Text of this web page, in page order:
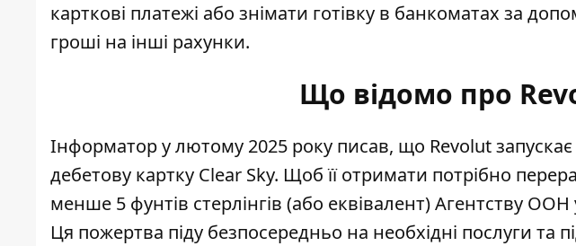
карткові платежі або знімати готівку в банкоматах за
гроші на інші рахунки.
Що відомо про
Інформатор у лютому 2025 року писав, що Revolut запускає
дебетову картку Clear Sky. Щоб її отримати потрібно
менше 5 фунтів стерлінгів (або еквівалент) Агентству
Ця пожертва піду безпосередньо на необхідні послуги та